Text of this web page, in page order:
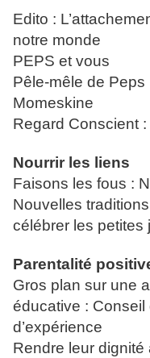
Edito :
notre monde
PEPS et vous
Pêle-mêle de Peps
Momeskine
Regard Conscient
Nourrir les liens
Faisons les fous :
Nouvelles
célébrer les petites
Parentalité
Gros plan sur une
éducative :
d’expérience
Rendre leur